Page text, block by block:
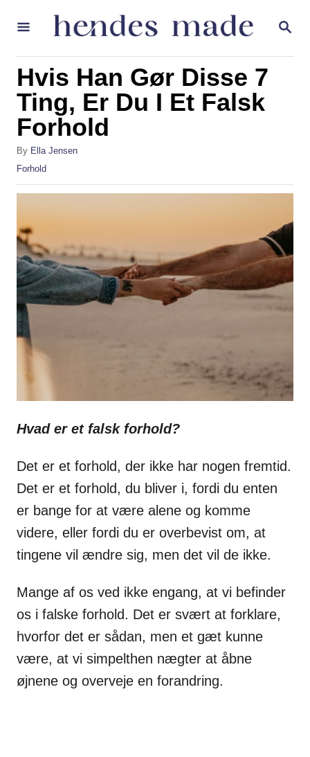
S
A
Hvis Han Gør Disse 7
Ting, Er Du I Et Falsk
Forhold
By A
u
h
r
Ella Jensen
C
a
g
o
r
i
e
s
Forhold
Hvad er et falsk forhold?
Det er et forhold, der ikke har nogen fremtid.
Det er et forhold, du bliver i, fordi du enten
er bange for at være alene og komme
videre, eller fordi du er overbevist om, at
tingene vil ændre sig, men det vil de ikke.
Mange af os ved ikke engang, at vi befinder
os i falske forhold. Det er svært at forklare,
hvorfor det er sådan, men et gæt kunne
være, at vi simpelthen nægter at åbne
øjnene og overveje en forandring.